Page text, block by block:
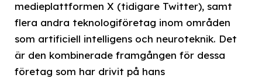
medieplattformen X (tidigare Twitter), samt
flera andra teknologiföretag inom områden
som artificiell intelligens och neuroteknik. Det
är den kombinerade framgången för dessa
företag som har drivit på hans